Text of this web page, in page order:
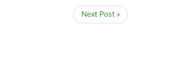
Next Post »